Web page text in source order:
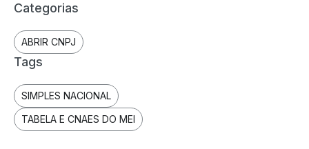
Categorias
ABRIR CNPJ
Tags
SIMPLES NACIONAL
TABELA E CNAES DO MEI